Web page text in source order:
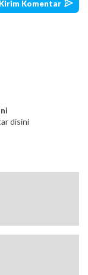
disini